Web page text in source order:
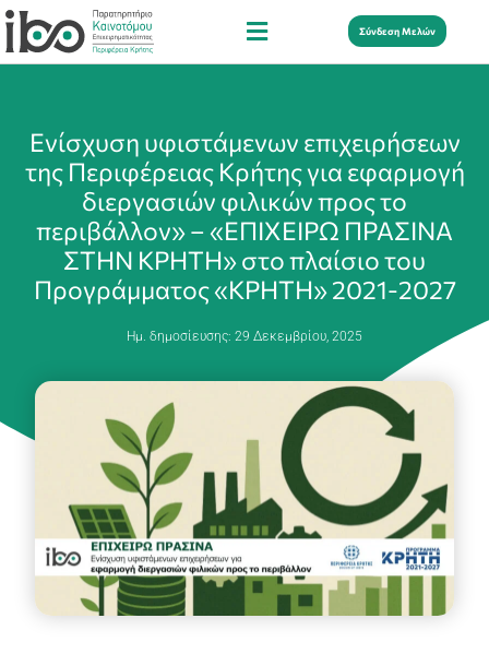
Σύνδεση Μελών
Ενίσχυση υφιστάμενων επιχειρήσεων
της Περιφέρειας Κρήτης για εφαρμογή
διεργασιών φιλικών προς το
περιβάλλον» – «ΕΠΙΧΕΙΡΩ ΠΡΑΣΙΝΑ
ΣΤΗΝ ΚΡΗΤΗ» στο πλαίσιο του
Προγράμματος «ΚΡΗΤΗ» 2021-2027
Ημ. δημοσίευσης: 29 Δεκεμβρίου, 2025